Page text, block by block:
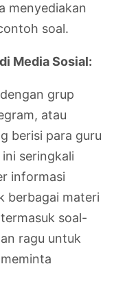
menyediakan
soal.
Media Sosial:
grup
atau
berisi para guru
ini seringkali
informasi
berbagai materi
soal-
ragu untuk